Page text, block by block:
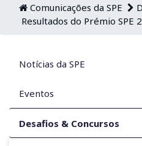
Comunicações da SPE
Resultados do Prémio SPE
Notícias da SPE
Eventos
Desafios & Concursos